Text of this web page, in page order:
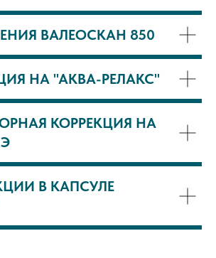
ВАЛЕОСКАН 850
НА "АКВА-РЕЛАКС"
КОРРЕКЦИЯ НА
В КАПСУЛЕ